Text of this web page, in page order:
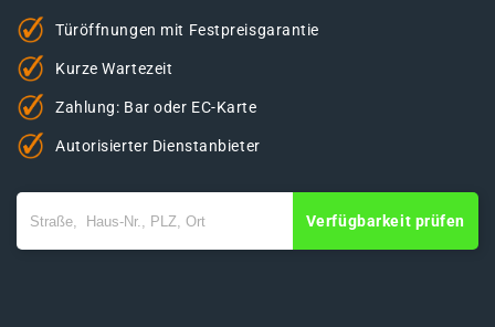
Türöffnungen mit Festpreisgarantie
Kurze Wartezeit
Zahlung: Bar oder EC-Karte
Autorisierter Dienstanbieter
Verfügbarkeit prüfen